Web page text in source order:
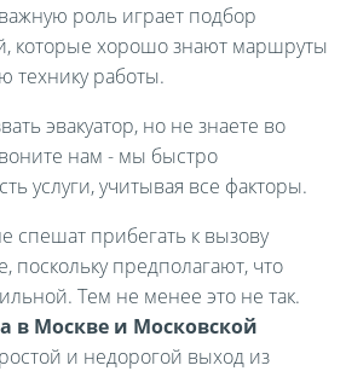
роль играет подбор
которые хорошо знают маршруты
технику работы.
эвакуатор, но не знаете во
нам - мы быстро
услуги, учитывая все факторы.
спешат прибегать к вызову
поскольку предполагают, что
Тем не менее это не так.
в Москве и Московской
и недорогой выход из